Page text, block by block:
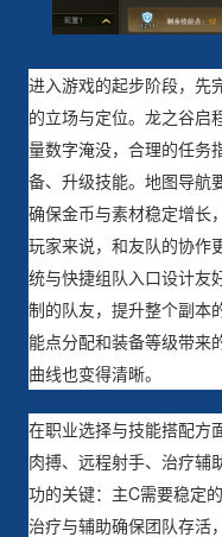
进入游戏的起步阶段，先
的立场与定位。龙之谷启
量数字淹没，合理的任务
备、升级技能。地图导航
确保金币与素材稳定增长
玩家来说，和友队的协作
统与快捷组队入口设计友
制的队友，提升整个副本
能点分配和装备等级带来
曲线也变得清晰。
在职业选择与技能搭配方
肉搏、远程射手、治疗辅
功的关键：主C需要稳定
治疗与辅助确保团队存活